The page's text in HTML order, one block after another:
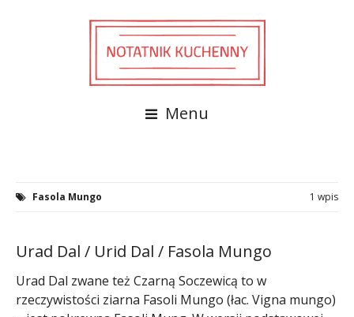
Menu
Fasola Mungo 1 wpis
Urad Dal / Urid Dal / Fasola Mungo
Urad Dal zwane też Czarną Soczewicą to w
rzeczywistości ziarna Fasoli Mungo (łac. Vigna mungo)